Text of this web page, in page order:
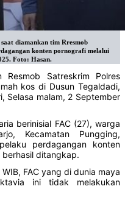
diamankan tim Rresmob
konten pornografi melalui
Foto: Hasan.
Satreskrim Polres
kos di Dusun Tegaldadi,
Selasa malam, 2 September
berinisial FAC (27), warga
Kecamatan Pungging,
perdagangan konten
berhasil ditangkap.
FAC yang di dunia maya
ini tidak melakukan